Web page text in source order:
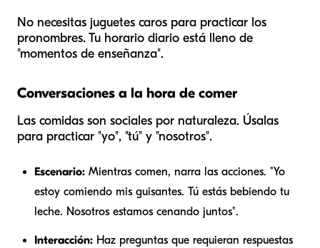
No necesitas juguetes caros para practicar los
pronombres. Tu horario diario está lleno de
"momentos de enseñanza".
Conversaciones a la hora de comer
Las comidas son sociales por naturaleza. Úsalas
para practicar "yo", "tú" y "nosotros".
Escenario: Mientras comen, narra las acciones. "Yo
estoy comiendo mis guisantes. Tú estás bebiendo tu
leche. Nosotros estamos cenando juntos".
Interacción: Haz preguntas que requieran respuestas